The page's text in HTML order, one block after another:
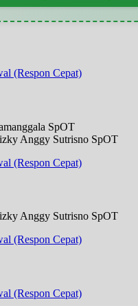
(Respon Cepat)
SpOT
Anggy Sutrisno SpOT
(Respon Cepat)
Anggy Sutrisno SpOT
(Respon Cepat)
(Respon Cepat)